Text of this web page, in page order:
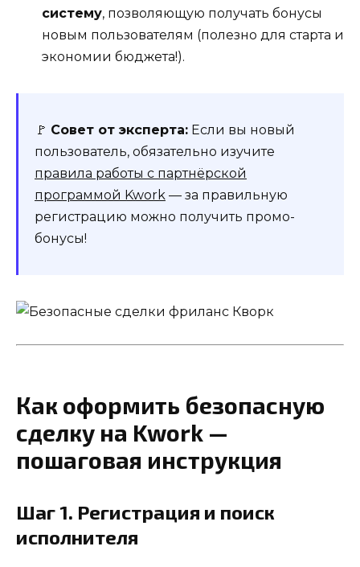
систему, позволяющую получать бонусы
новым пользователям (полезно для старта и
экономии бюджета!).
🚩 Совет от эксперта: Если вы новый
пользователь, обязательно изучите
правила работы с партнёрской
программой Kwork — за правильную
регистрацию можно получить промо-
бонусы!
Как оформить безопасную
сделку на Kwork —
пошаговая инструкция
Шаг 1. Регистрация и поиск
исполнителя